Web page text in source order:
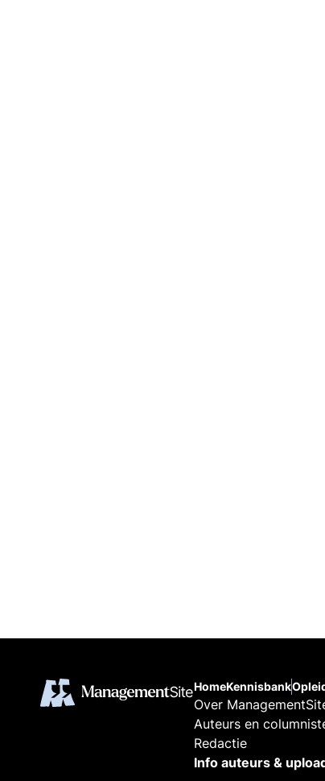
HomeKennisbank
Over
Auteurs en
Redactie
Info auteurs &